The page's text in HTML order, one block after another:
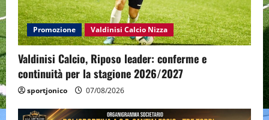
Promozione Valdinisi Calcio Nizza
Valdinisi Calcio, Riposo leader: conferme e
continuità per la stagione 2026/2027
sportjonico 07/08/2026